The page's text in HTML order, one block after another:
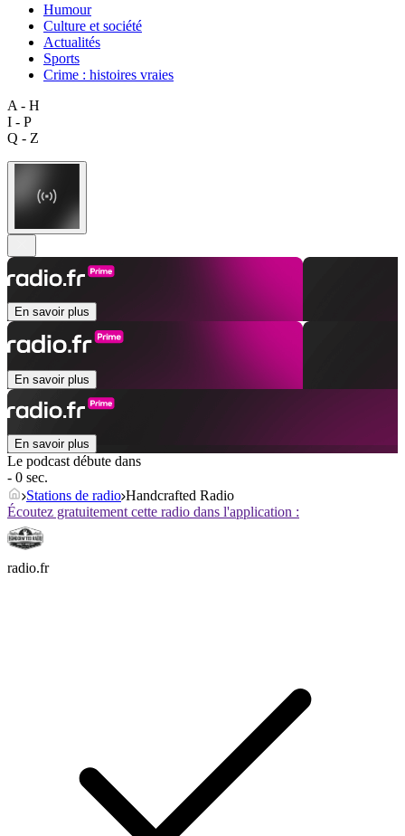
Humour
Culture et société
Actualités
Sports
Crime : histoires vraies
A - H
I - P
Q - Z
En savoir plus
En savoir plus
En savoir plus
Le podcast débute dans
- 0 sec.
Stations de radio Handcrafted Radio
Écoutez gratuitement cette radio dans l'application :
radio.fr